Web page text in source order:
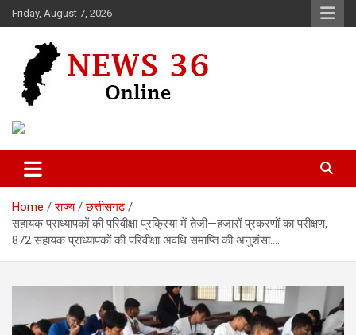
Skip
to
Friday, August 7, 2026
News 36
Home राज्य
छत्तीसगढ़
सहायक प्राध्यापकों की परिवीक्षा प्रक्रिया में तेजी—हजारों प्रकरणों का परीक्षण,
872 सहायक प्राध्यापकों की परिवीक्षा अवधि समाप्ति की अनुशंसा….